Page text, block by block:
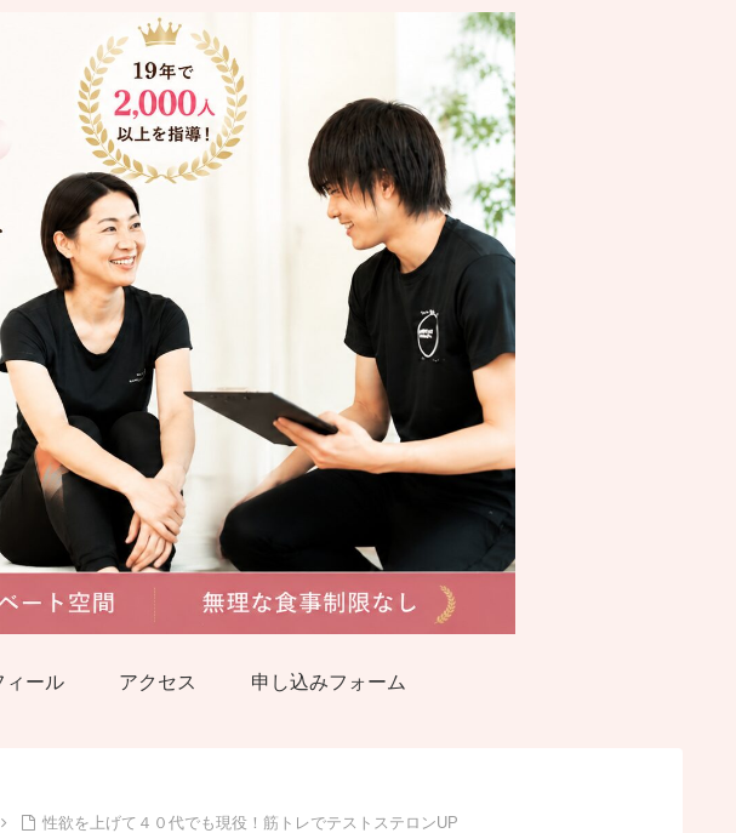
ィール アクセス 申し込みフォーム
性欲を上げて４０代でも現役！筋トレでテストステロンUP